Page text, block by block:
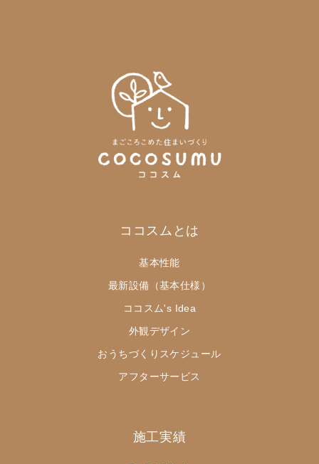
ココスムとは
基本性能
最新設備（基本仕様）
ココスム's Idea
外観デザイン
おうちづくりスケジュール
アフターサービス
施工実績